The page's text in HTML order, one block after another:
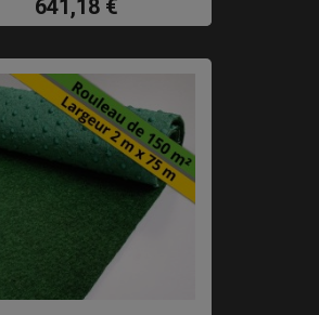
641,18 €